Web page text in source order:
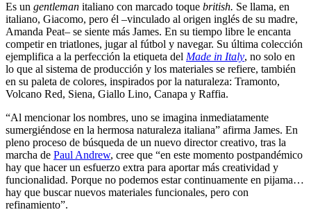
Es un gentleman italiano con marcado toque british. Se llama, en
italiano, Giacomo, pero él –vinculado al origen inglés de su madre,
Amanda Peat– se siente más James. En su tiempo libre le encanta
competir en triatlones, jugar al fútbol y navegar. Su última colección
ejemplifica a la perfección la etiqueta del Made in Italy, no solo en
lo que al sistema de producción y los materiales se refiere, también
en su paleta de colores, inspirados por la naturaleza: Tramonto,
Volcano Red, Siena, Giallo Lino, Canapa y Raffia.
“Al mencionar los nombres, uno se imagina inmediatamente
sumergiéndose en la hermosa naturaleza italiana” afirma James. En
pleno proceso de búsqueda de un nuevo director creativo, tras la
marcha de Paul Andrew, cree que “en este momento postpandémico
hay que hacer un esfuerzo extra para aportar más creatividad y
funcionalidad. Porque no podemos estar continuamente en pijama…
hay que buscar nuevos materiales funcionales, pero con
refinamiento”.